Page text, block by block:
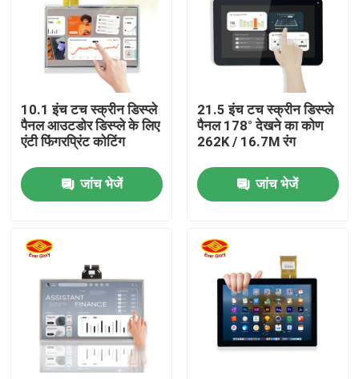
वीडियो
हमारे बारे में
फैक्टरी यात्रा
गुणवत्ता नियंत्रण
एक बोली का अनुरोध
प्रदर्शन पैनल स्पर्श करें
10.1 इंच टच स्क्रीन डिस्प्ले
पैनल आउटडोर डिस्प्ले के लिए
एंटी फिंगरप्रिंट कोटिंग
जांच भेजें
21.5 इंच टच स्क्रीन डिस्प्ले
पैनल 178° देखने का कोण
262K / 16.7M रंग
जांच भेजें